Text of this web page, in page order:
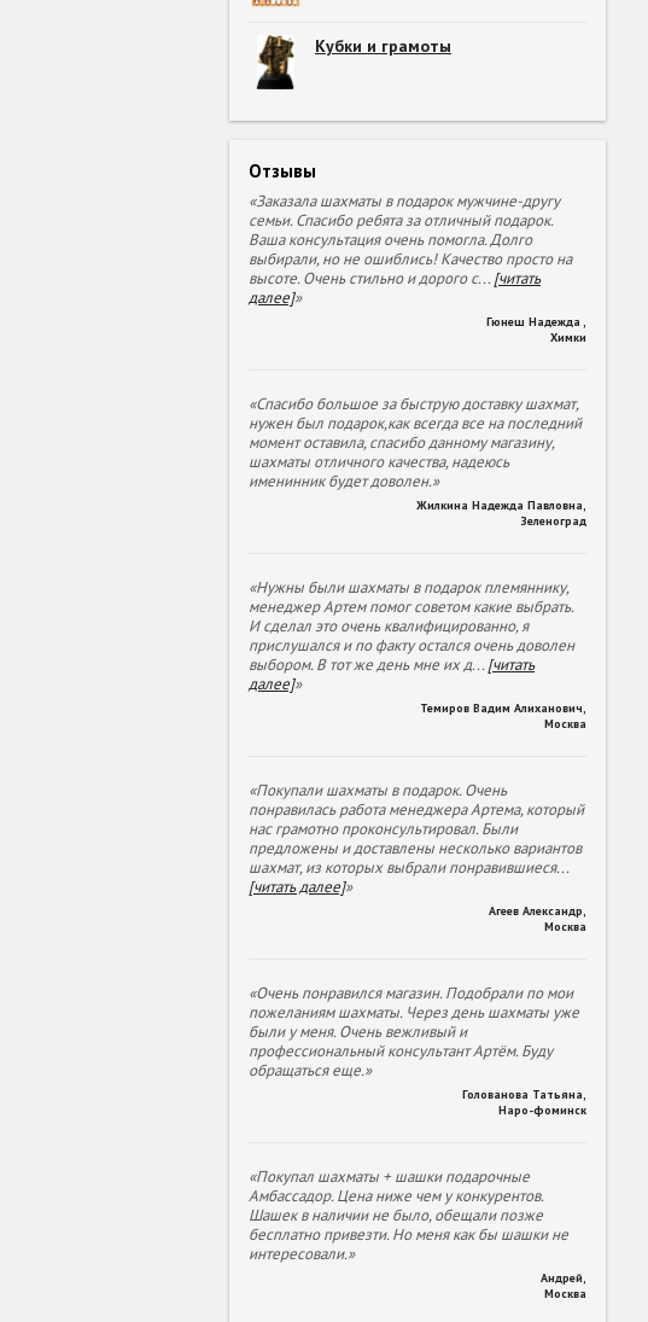
Кубки и грамоты
Отзывы
«Заказала шахматы в подарок мужчине-другу
семьи. Спасибо ребята за отличный подарок.
Ваша консультация очень помогла. Долго
выбирали, но не ошиблись! Качество просто на
высоте. Очень стильно и дорого с...[читать
далее]»
Гюнеш Надежда
Химки
«Спасибо большое за быструю доставку шахмат,
нужен был подарок,как всегда все на последний
момент оставила, спасибо данному магазину,
шахматы отличного качества, надеюсь
именинник будет доволен.»
Жилкина Надежда Павловна
Зеленоград
«Нужны были шахматы в подарок племяннику,
менеджер Артем помог советом какие выбрать.
И сделал это очень квалифицированно, я
прислушался и по факту остался очень доволен
выбором. В тот же день мне их д...[читать
далее]»
Темиров Вадим Алиханович
Москва
«Покупали шахматы в подарок. Очень
понравилась работа менеджера Артема, который
нас грамотно проконсультировал. Были
предложены и доставлены несколько вариантов
шахмат, из которых выбрали понравившиеся...
[читать далее]»
Агеев Александр
Москва
«Очень понравился магазин. Подобрали по мои
пожеланиям шахматы. Через день шахматы уже
были у меня. Очень вежливый и
профессиональный консультант Артём. Буду
обращаться еще.»
Голованова Татьяна
Наро-фоминск
«Покупал шахматы + шашки подарочные
Амбассадор. Цена ниже чем у конкурентов.
Шашек в наличии не было, обещали позже
бесплатно привезти. Но меня как бы шашки не
интересовали.»
Андрей
Москва